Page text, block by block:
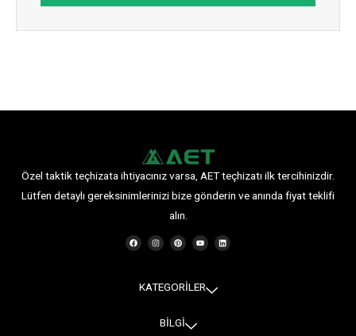
Özel taktik teçhizata ihtiyacınız varsa, AET teçhizatı ilk tercihinizdir.
Lütfen detaylı gereksinimlerinizi bize gönderin ve anında fiyat teklifi
alın.
F
a
c
I
n
s
r
a
P
i
n
e
s
Y
o
u
e
L
i
n
KATEGORİLER
BİLGİ